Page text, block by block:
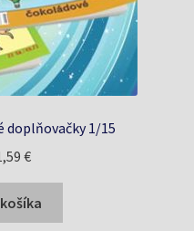
doplňovačky 1/15
€.
€Aktuálna
je:
1,59 €.